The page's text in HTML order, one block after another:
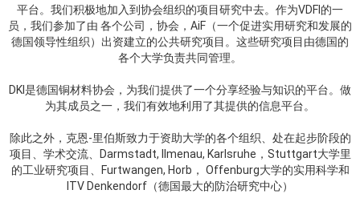
平台。我们积极地加入到协会组织的项目研究中去。作为VDFI的一
员，我们参加了由 各个公司，协会，AiF（一个促进实用研究和发展的
德国领导性组织）出资建立的公共研究项目。这些研究项目由德国的
各个大学负责共同管理。
DKI是德国铜材料协会，为我们提供了一个分享经验与知识的平台。做
为其成员之一，我们有效地利用了其提供的信息平台。
除此之外，克恩-里伯斯致力于资助大学的各个组织、处在起步阶段的
项目、学术交流、Darmstadt, Ilmenau, Karlsruhe，Stuttgart大学里
的工业研究项目、Furtwangen, Horb， Offenburg大学的实用科学和
ITV Denkendorf（德国最大的防治研究中心）